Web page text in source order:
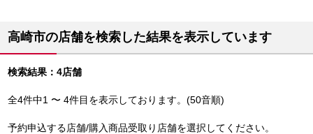
高崎市の店舗を検索した結果を表示しています
検索結果：4店舗
全4件中1 〜 4件目を表示しております。(50音順)
予約申込する店舗/購入商品受取り店舗を選択してください。